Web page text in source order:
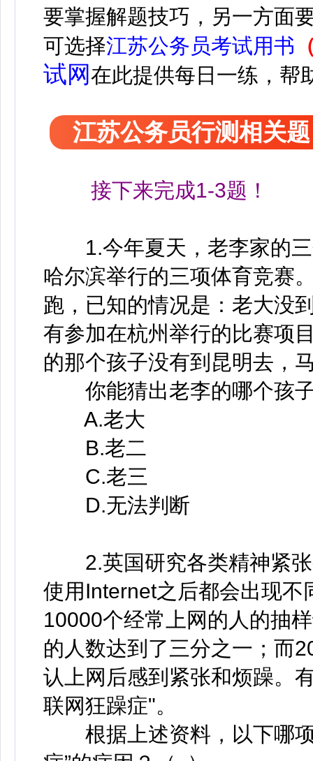
要掌握解题技巧，另一方面
可选择江苏公务员考试用书
试网在此提供每日一练，帮
江苏公务员行测相关
接下来完成1-3题！
1.今年夏天，老李家的三
哈尔滨举行的三项体育竞赛
跑，已知的情况是：老大没
有参加在杭州举行的比赛项
的那个孩子没有到昆明去，
你能猜出老李的哪个孩子
A.老大
B.老二
C.老三
D.无法判断
2.英国研究各类精神紧张
使用Internet之后都会出现
10000个经常上网的人的抽
的人数达到了三分之一；而
认上网后感到紧张和烦躁。
联网狂躁症"。
根据上述资料，以下哪项